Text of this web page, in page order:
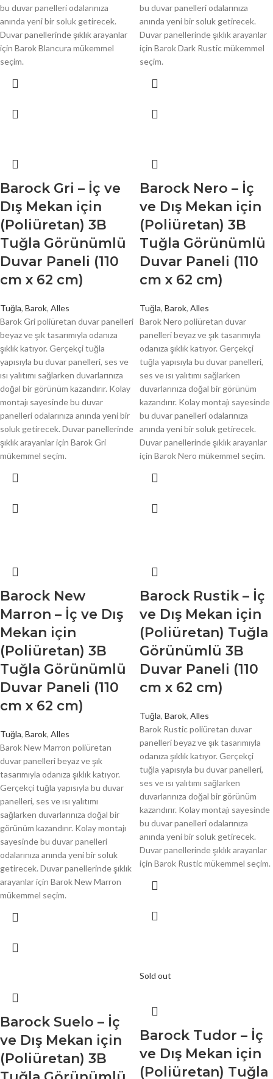
bu duvar panelleri odalarınıza
anında yeni bir soluk getirecek.
Duvar panellerinde şıklık arayanlar
için Barok Blancura mükemmel
seçim.
bu duvar panelleri odalarınıza
anında yeni bir soluk getirecek.
Duvar panellerinde şıklık arayanlar
için Barok Dark Rustic mükemmel
seçim.
Barock Gri – İç ve
Dış Mekan için
(Poliüretan) 3B
Tuğla Görünümlü
Duvar Paneli (110
cm x 62 cm)
Tuğla, Barok, Alles
Barok Gri poliüretan duvar panelleri
beyaz ve şık tasarımıyla odanıza
şıklık katıyor. Gerçekçi tuğla
yapısıyla bu duvar panelleri, ses ve
ısı yalıtımı sağlarken duvarlarınıza
doğal bir görünüm kazandırır. Kolay
montajı sayesinde bu duvar
panelleri odalarınıza anında yeni bir
soluk getirecek. Duvar panellerinde
şıklık arayanlar için Barok Gri
mükemmel seçim.
Barock Nero – İç
ve Dış Mekan için
(Poliüretan) 3B
Tuğla Görünümlü
Duvar Paneli (110
cm x 62 cm)
Tuğla, Barok, Alles
Barok Nero poliüretan duvar
panelleri beyaz ve şık tasarımıyla
odanıza şıklık katıyor. Gerçekçi
tuğla yapısıyla bu duvar panelleri,
ses ve ısı yalıtımı sağlarken
duvarlarınıza doğal bir görünüm
kazandırır. Kolay montajı sayesinde
bu duvar panelleri odalarınıza
anında yeni bir soluk getirecek.
Duvar panellerinde şıklık arayanlar
için Barok Nero mükemmel seçim.
Barock New
Marron – İç ve Dış
Mekan için
(Poliüretan) 3B
Tuğla Görünümlü
Duvar Paneli (110
cm x 62 cm)
Tuğla, Barok, Alles
Barok New Marron poliüretan
duvar panelleri beyaz ve şık
tasarımıyla odanıza şıklık katıyor.
Gerçekçi tuğla yapısıyla bu duvar
panelleri, ses ve ısı yalıtımı
sağlarken duvarlarınıza doğal bir
görünüm kazandırır. Kolay montajı
sayesinde bu duvar panelleri
odalarınıza anında yeni bir soluk
getirecek. Duvar panellerinde şıklık
arayanlar için Barok New Marron
mükemmel seçim.
Barock Rustik – İç
ve Dış Mekan için
(Poliüretan) Tuğla
Görünümlü 3B
Duvar Paneli (110
cm x 62 cm)
Tuğla, Barok, Alles
Barok Rustic poliüretan duvar
panelleri beyaz ve şık tasarımıyla
odanıza şıklık katıyor. Gerçekçi
tuğla yapısıyla bu duvar panelleri,
ses ve ısı yalıtımı sağlarken
duvarlarınıza doğal bir görünüm
kazandırır. Kolay montajı sayesinde
bu duvar panelleri odalarınıza
anında yeni bir soluk getirecek.
Duvar panellerinde şıklık arayanlar
için Barok Rustic mükemmel seçim.
Barock Suelo – İç
ve Dış Mekan için
(Poliüretan) 3B
Sold out
Barock Tudor – İç
ve Dış Mekan için
(Poliüretan) Tuğla